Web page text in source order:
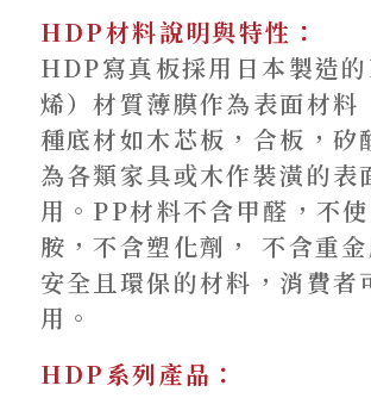
HDP材料說明與特性：
HDP寫真板採用日本製造
烯）材質薄膜作為表面材料
種底材如木芯板，合板，矽
為各類家具或木作裝潢的表
用。PP材料不含甲醛，不
胺，不含塑化劑， 不含重
安全且環保的材料，消費者
用。
HDP系列產品：